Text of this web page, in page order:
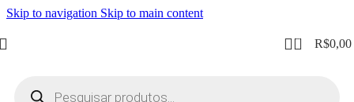
Skip to navigation Skip to main content
0 R$0,00